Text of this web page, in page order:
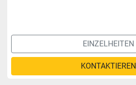
EINZELHEITEN
KONTAKTIEREN